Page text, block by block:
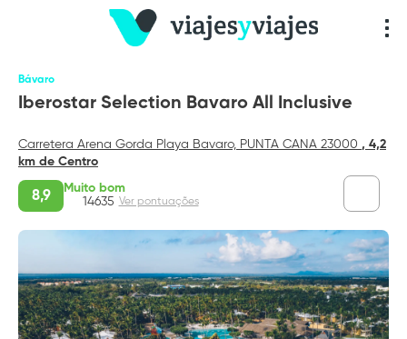
Bávaro
Iberostar Selection Bavaro All Inclusive
Carretera Arena Gorda Playa Bavaro, PUNTA CANA 23000 , 4,2
km de Centro
8,9
Muito bom
14635 Ver pontuações